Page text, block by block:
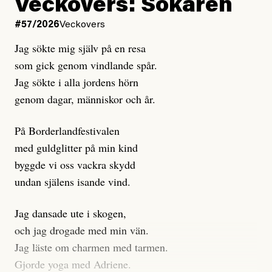
Kuhn och Sassarinis-McGowan hävdar att
Dagens ETC arbetar med ”opålitliga källor” för att
klickbete är inte intressant för Dagens ETC.
Journalistiken är låst. En klatschig men korrekt rubrik
gör förhoppningsvis att en nyfiken beställer
prenumeration, men den avslutas sekunder senare om
dessa granskningar på olika källor, alltifrån domar till
en mängd intervjupersoner, inklusive generös
möjlighet att bemöta för såväl personen vars motiv att
engagera sig i Palestinarörelsen ifrågasätts som de
grupper där Säpo-resursen samlade in uppgifter.
Researchen är grundlig.
Möjligen är det egentligen inte journalistikens metod
Veckovers: Sökaren
#57/2026Veckovers
Jag sökte mig själv på en resa
som gick genom vindlande spår.
Jag sökte i alla jordens hörn
genom dagar, människor och år.
På Borderlandfestivalen
med guldglitter på min kind
byggde vi oss vackra skydd
undan själens isande vind.
Jag dansade ute i skogen,
och jag drogade med min vän.
Jag läste om charmen med tarmen.
Gjorde yoga med Adriene.